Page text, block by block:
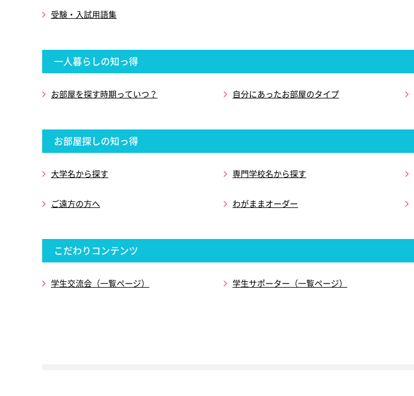
受験・入試用語集
一人暮らしの知っ得
お部屋を探す時期っていつ？ 自分にあったお部屋のタイプ
お部屋探しの知っ得
大学名から探す 専門学校名から探す
ご遠方の方へ わがままオーダー
こだわりコンテンツ
学生交流会（一覧ページ） 学生サポーター（一覧ページ）